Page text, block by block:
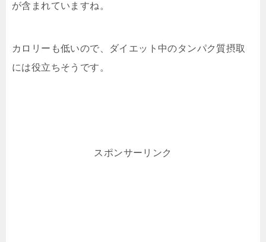
が含まれていますね。
カロリーも低いので、ダイエット中のタンパク質摂取
には役立ちそうです。
スポンサーリンク